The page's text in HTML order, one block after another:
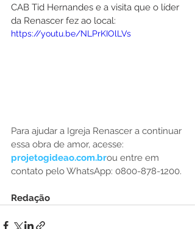
CAB Tid Hernandes e a visita que o líder
da Renascer fez ao local:
https://youtu.be/NLPrKIOlLVs
Para ajudar a Igreja Renascer a continuar
essa obra de amor, acesse:
projetogideao.com.brou entre em
contato pelo WhatsApp: 0800-878-1200.
Redação